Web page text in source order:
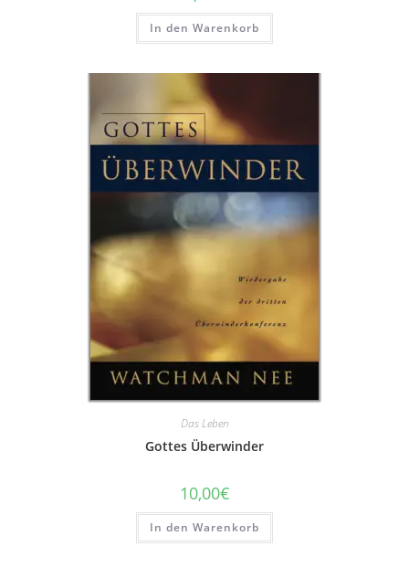
In den Warenkorb
Das Leben
Gottes Überwinder
10,00€
In den Warenkorb